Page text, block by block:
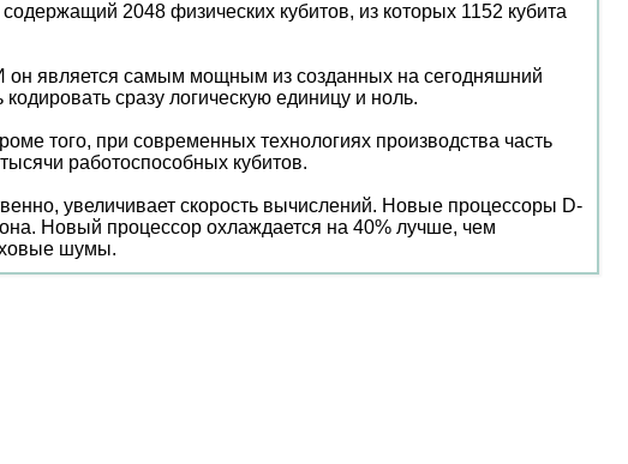
2048 физических кубитов, из которых 1152 кубита
он является самым мощным из созданных на сегодняшний
сразу логическую единицу и ноль.
того, при современных технологиях производства часть
работоспособных кубитов.
увеличивает скорость вычислений. Новые процессоры D-
Новый процессор охлаждается на 40% лучше, чем
шумы.